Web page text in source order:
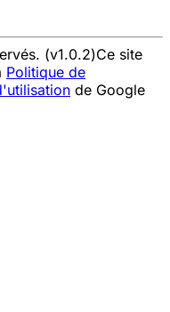
(v1.0.2)Ce site
Politique de
de Google